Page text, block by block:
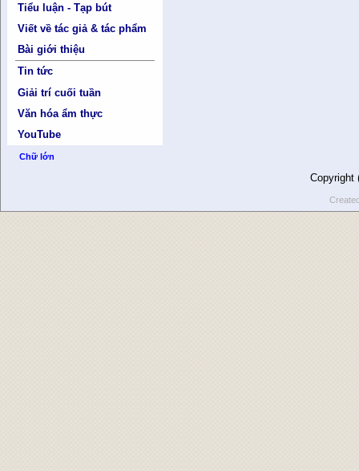
Tiểu luận - Tạp bút
Viết về tác giả & tác phẩm
Bài giới thiệu
Tin tức
Giải trí cuối tuần
Văn hóa ẩm thực
YouTube
Chữ lớn
Copyright